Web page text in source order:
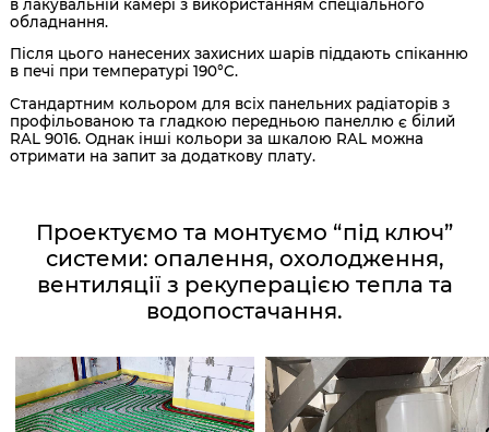
в лакувальній камері з використанням спеціального
обладнання.
Після цього нанесених захисних шарів піддають спіканню
в печі при температурі 190°C.
Стандартним кольором для всіх панельних радіаторів з
профільованою та гладкою передньою панеллю є білий
RAL 9016. Однак інші кольори за шкалою RAL можна
отримати на запит за додаткову плату.
Проектуємо та монтуємо “під ключ”
системи: опалення, охолодження,
вентиляції з рекуперацією тепла та
водопостачання.